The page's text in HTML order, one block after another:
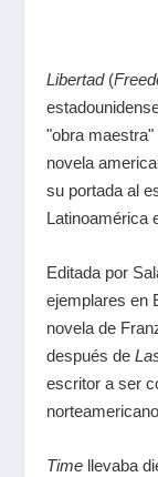
Libertad(
"obra maestra"
novela
su portada al
Latinoamérica
Editada por
ejemplares en
novela de
después de
escritor a ser
Time llevaba